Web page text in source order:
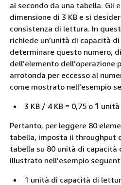
al secondo da una tabella. Gli
dimensione di 3 KB e si
consistenza di lettura. In
richiede un’unità di capacità
determinare questo numero,
dell’elemento dell’operazione
arrotonda per eccesso al
come mostrato nell’esempio
3 KB / 4 KB = 0,75 o 1
Pertanto, per leggere 80
tabella, imposta il throughput
tabella su 80 unità di capacità
illustrato nell’esempio
1 unità di capacità di